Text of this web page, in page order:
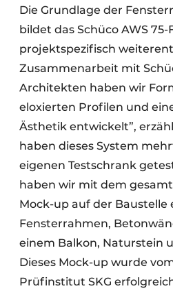
Die Grundlage der
bildet das Schüco AWS
projektspezifisch
Zusammenarbeit mit
Architekten haben wir
eloxierten Profilen und
Ästhetik entwickelt”,
haben dieses System
eigenen Testschrank
haben wir mit dem
Mock-up auf der Baustelle
Fensterrahmen,
einem Balkon, Naturstein
Dieses Mock-up wurde
Prüfinstitut SKG